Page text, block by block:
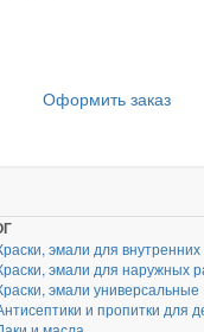
Оформить заказ
эмали для
эмали для наружных
эмали универсальные
и пропитки для